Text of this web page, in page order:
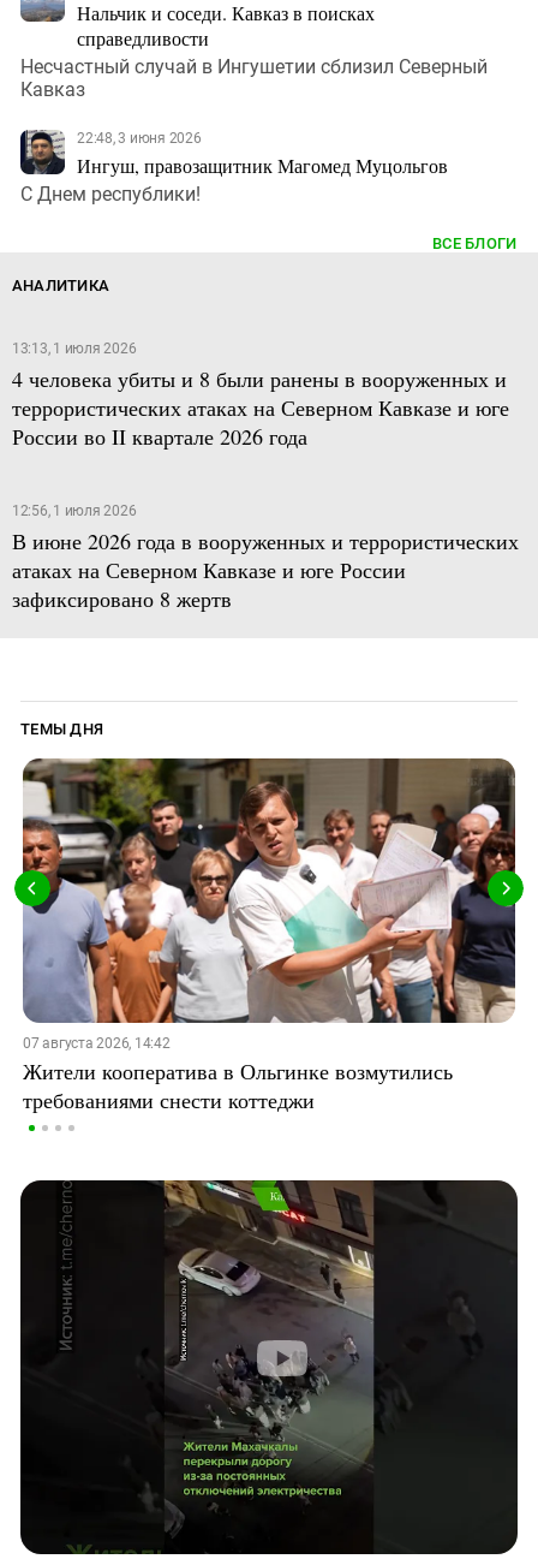
Нальчик и соседи. Кавказ в поисках
справедливости
Несчастный случай в Ингушетии сблизил Северный
Кавказ
22:48, 3 июня 2026
Ингуш, правозащитник Магомед Муцольгов
С Днем республики!
ВСЕ БЛОГИ
АНАЛИТИКА
13:13, 1 июля 2026
4 человека убиты и 8 были ранены в вооруженных и
террористических атаках на Северном Кавказе и юге
России во II квартале 2026 года
12:56, 1 июля 2026
В июне 2026 года в вооруженных и террористических
атаках на Северном Кавказе и юге России
зафиксировано 8 жертв
ТЕМЫ ДНЯ
07 августа 2026, 14:42
Жители кооператива в Ольгинке возмутились
требованиями снести коттеджи